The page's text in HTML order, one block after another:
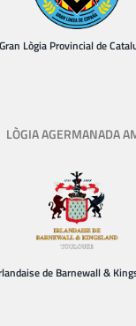
Gran Lògia Provincial de
LÒGIA AGERMANADA
de Barnewall &